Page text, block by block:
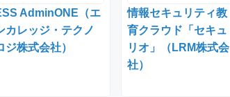
AdminONE（エ
カレッジ・テクノ
ジ株式会社）
情報セキュリティ教
育クラウド「セキュ
リオ」（LRM株式会
社）